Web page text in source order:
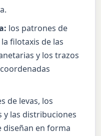
los patrones de
filotaxis de las
y los trazos
de levas, los
y las distribuciones
diseñan en forma